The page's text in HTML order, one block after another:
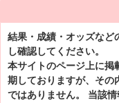
結果・成績・オッズなど
し確認してください。
本サイトのページ上に掲
期しておりますが、その
ではありません。 当該